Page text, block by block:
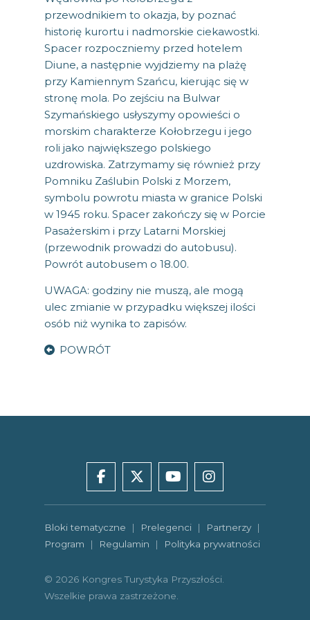
przewodnikiem to okazja, by poznać
historię kurortu i nadmorskie ciekawostki.
Spacer rozpoczniemy przed hotelem
Diune, a następnie wyjdziemy na plażę
przy Kamiennym Szańcu, kierując się w
stronę mola. Po zejściu na Bulwar
Szymańskiego usłyszymy opowieści o
morskim charakterze Kołobrzegu i jego
roli jako największego polskiego
uzdrowiska. Zatrzymamy się również przy
Pomniku Zaślubin Polski z Morzem,
symbolu powrotu miasta w granice Polski
w 1945 roku. Spacer zakończy się w Porcie
Pasażerskim i przy Latarni Morskiej
(przewodnik prowadzi do autobusu).
Powrót autobusem o 18.00.
UWAGA: godziny nie muszą, ale mogą
ulec zmianie w przypadku większej ilości
osób niż wynika to zapisów.
POWRÓT
facebook x youtube instagram
Bloki tematyczne | Prelegenci | Partnerzy |
Program | Regulamin | Polityka prywatności
© 2026 Kongres Turystyka Przyszłości.
Wszelkie prawa zastrzeżone.